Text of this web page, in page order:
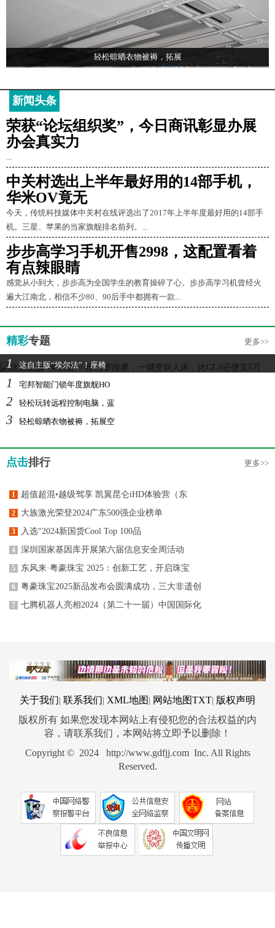
轻松晾晒衣物被褥，拓展
新闻头条
荣获“论坛组织奖”，今日商讯彰显办展
办会真实力
...
中关村选出上半年最好用的14部手机，
华米OV竟无
今天，传统科技媒体中关村在线评选出了2017年上半年度最好用的14部手
机。三星、苹果的当家旗舰排名前列。...
步步高学习手机开售2998，这配置看着
有点辣眼睛
感觉从小到大，步步高为全国学生的教育操碎了心。步步高学习机曾经火
遍大江南北，相信不少80、90后手中都拥有一款...
精彩专题 更多>>
1 这自主版“埃尔法”！座椅
1 宅邦智能门锁年度旗舰HO
2 轻松玩转远程控制电脑，蓝
3 轻松晾晒衣物被褥，拓展空
点击排行 更多>>
1 超值超混•越级驾享 凯翼昆仑iHD体验营（东
2 大族激光荣登2024广东500强企业榜单
3 入选“2024新国货Cool Top 100品
4 深圳国家基因库开展第六届信息安全周活动
5 东风来·粤豪珠宝 2025：创新工艺，开启珠宝
6 粤豪珠宝2025新品发布会圆满成功，三大非遗创
7 七腾机器人亮相2024（第二十一届）中国国际化
关于我们 联系我们 XML地图 网站地图TXT 版权声明
版权所有 如果您发现本网站上有侵犯您的合法权益的内
容，请联系我们，本网站将立即予以删除！
Copyright © 2024 http://www.gdfjj.com Inc. All Rights
Reserved.